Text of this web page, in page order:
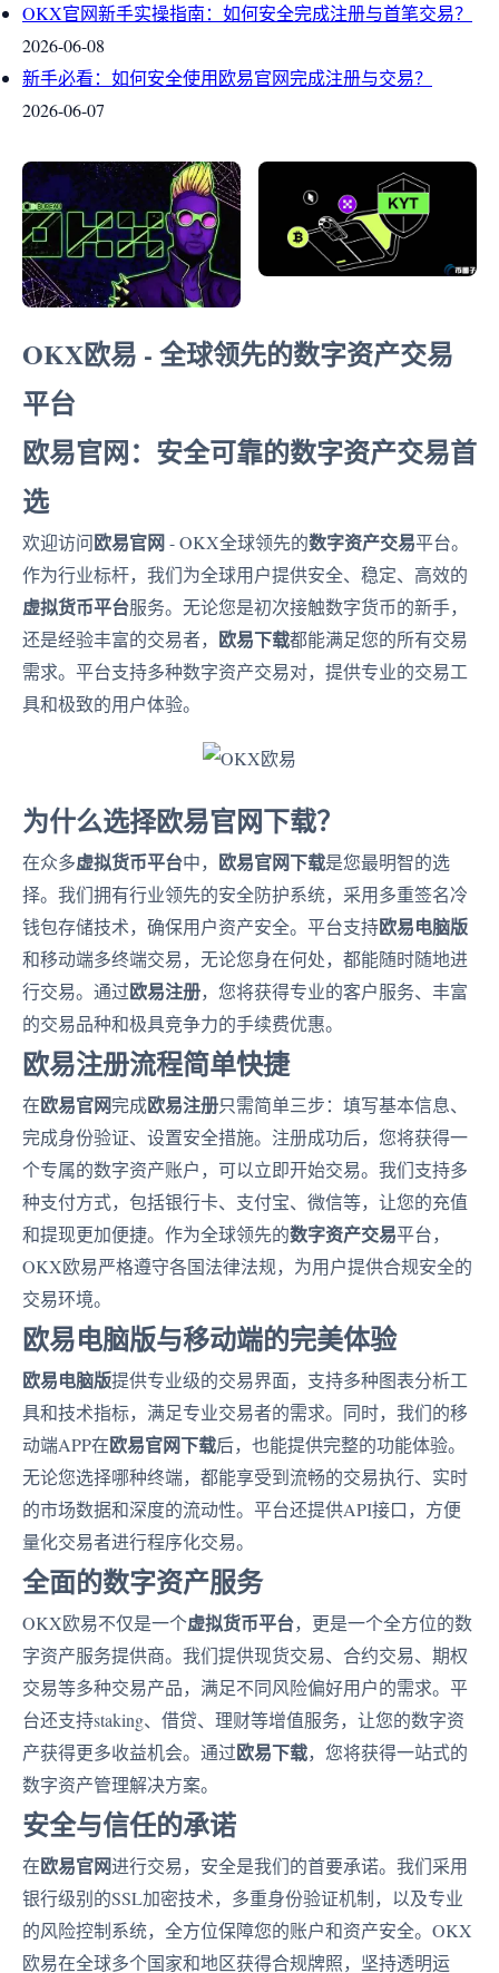
OKX官网新手实操指南：如何安全完成注册与首笔交易？
2026-06-08
新手必看：如何安全使用欧易官网完成注册与交易？
2026-06-07
OKX欧易 - 全球领先的数字资产交易
平台
欧易官网：安全可靠的数字资产交易首
选
欢迎访问欧易官网- OKX全球领先的数字资产交易平台。
作为行业标杆，我们为全球用户提供安全、稳定、高效的
虚拟货币平台服务。无论您是初次接触数字货币的新手，
还是经验丰富的交易者， 欧易下载都能满足您的所有交易
需求。平台支持多种数字资产交易对，提供专业的交易工
具和极致的用户体验。
为什么选择欧易官网下载？
在众多虚拟货币平台中， 欧易官网下载是您最明智的选
择。我们拥有行业领先的安全防护系统，采用多重签名冷
钱包存储技术，确保用户资产安全。平台支持欧易电脑版
和移动端多终端交易，无论您身在何处，都能随时随地进
行交易。通过欧易注册，您将获得专业的客户服务、丰富
的交易品种和极具竞争力的手续费优惠。
欧易注册流程简单快捷
在欧易官网完成欧易注册只需简单三步：填写基本信息、
完成身份验证、设置安全措施。注册成功后，您将获得一
个专属的数字资产账户，可以立即开始交易。我们支持多
种支付方式，包括银行卡、支付宝、微信等，让您的充值
和提现更加便捷。作为全球领先的数字资产交易平台，
OKX欧易严格遵守各国法律法规，为用户提供合规安全的
交易环境。
欧易电脑版与移动端的完美体验
欧易电脑版提供专业级的交易界面，支持多种图表分析工
具和技术指标，满足专业交易者的需求。同时，我们的移
动端APP在欧易官网下载后，也能提供完整的功能体验。
无论您选择哪种终端，都能享受到流畅的交易执行、实时
的市场数据和深度的流动性。平台还提供API接口，方便
量化交易者进行程序化交易。
全面的数字资产服务
OKX欧易不仅是一个虚拟货币平台，更是一个全方位的数
字资产服务提供商。我们提供现货交易、合约交易、期权
交易等多种交易产品，满足不同风险偏好用户的需求。平
台还支持staking、借贷、理财等增值服务，让您的数字资
产获得更多收益机会。通过欧易下载，您将获得一站式的
数字资产管理解决方案。
安全与信任的承诺
在欧易官网进行交易，安全是我们的首要承诺。我们采用
银行级别的SSL加密技术，多重身份验证机制，以及专业
的风险控制系统，全方位保障您的账户和资产安全。OKX
欧易在全球多个国家和地区获得合规牌照，坚持透明运